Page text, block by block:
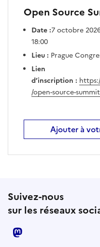
Open Source
Date :7 octobre
18:00
Lieu : Prague
Lien
d’inscription :
/open-source-
Ajouter à
Suivez-nous
sur les réseaux